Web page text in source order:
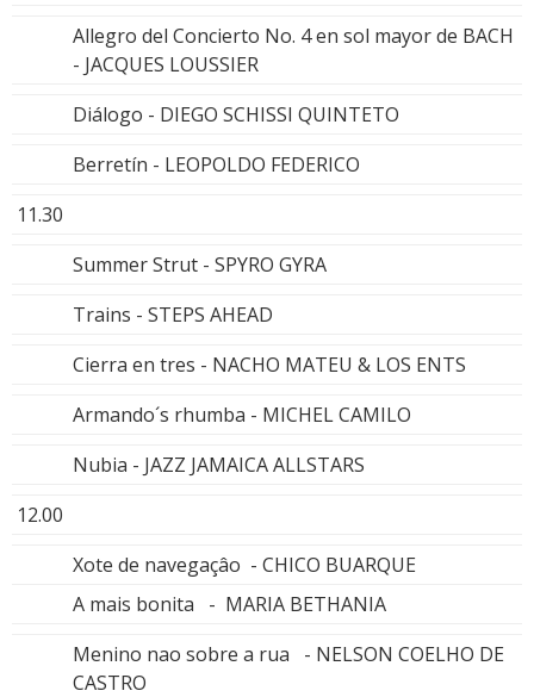
Allegro del Concierto No. 4 en sol mayor de BACH
- JACQUES LOUSSIER
Diálogo - DIEGO SCHISSI QUINTETO
Berretín - LEOPOLDO FEDERICO
11.30
Summer Strut - SPYRO GYRA
Trains - STEPS AHEAD
Cierra en tres - NACHO MATEU & LOS ENTS
Armando´s rhumba - MICHEL CAMILO
Nubia - JAZZ JAMAICA ALLSTARS
12.00
Xote de navegaçâo - CHICO BUARQUE
A mais bonita - MARIA BETHANIA
Menino nao sobre a rua - NELSON COELHO DE
CASTRO